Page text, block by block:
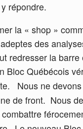
répondre.
la « shop »
des
redresser la barre
Bloc Québécois
Nous ne
de front. Nous